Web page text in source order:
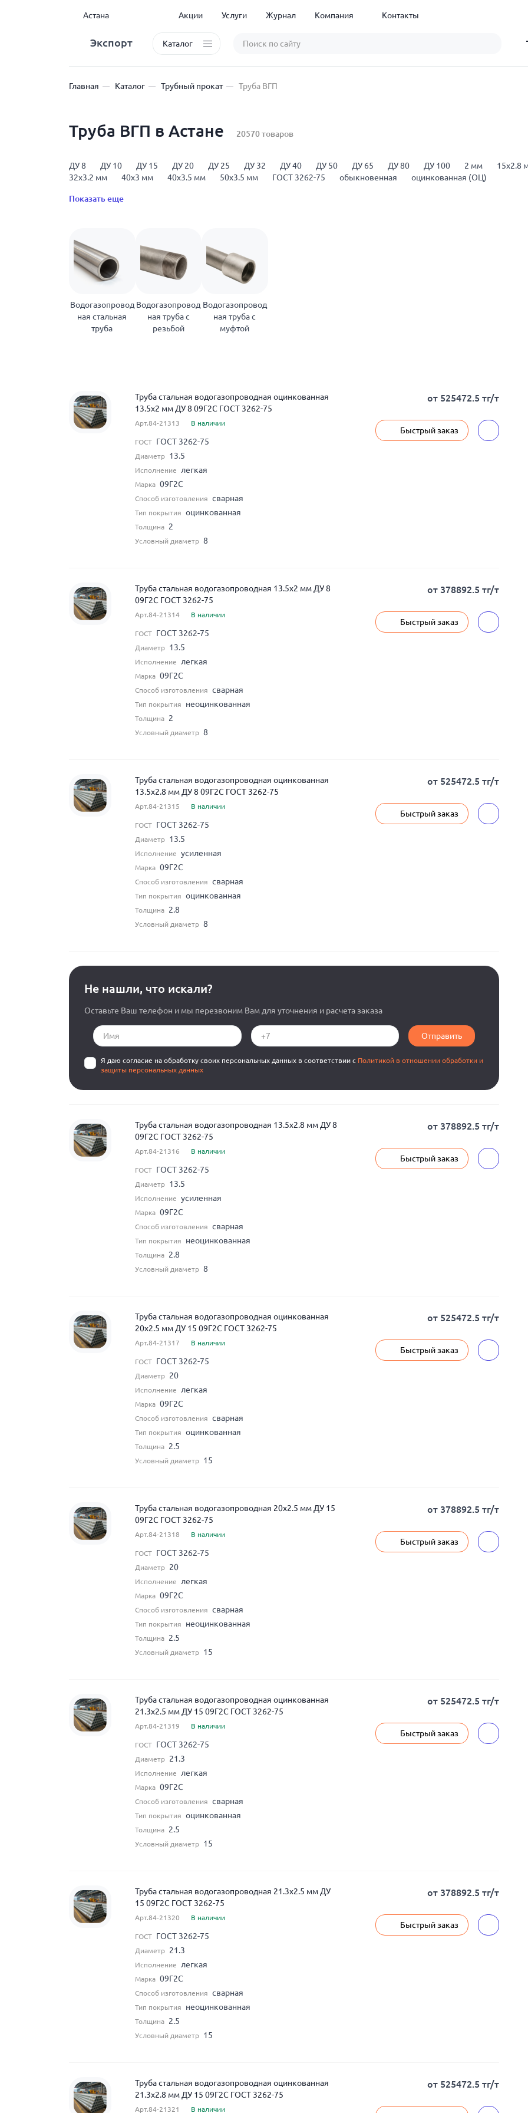
Астана Акции Услуги Журнал Компания Контакты
Экспорт Каталог
Главная Каталог Трубный прокат Труба ВГП
Труба ВГП в Астане 20570 товаров
ДУ 8 ДУ 10 ДУ 15 ДУ 20 ДУ 25 ДУ 32 ДУ 40 ДУ 50 ДУ 65 ДУ 80 ДУ 100 2 мм 15x2.8
32x3.2 мм
40x3 мм 40x3.5 мм 50x3.5 мм ГОСТ 3262-75 обыкновенная оцинкованная (ОЦ)
Показать еще
Водогазопровод
ная стальная
труба
Водогазопровод
ная труба с
резьбой
Водогазопровод
ная труба с
муфтой
Труба стальная водогазопроводная оцинкованная
13.5x2 мм ДУ 8 09Г2С ГОСТ 3262-75
Арт.84-21313 В наличии
ГОСТ ГОСТ 3262-75
Диаметр 13.5
Исполнение легкая
Марка 09Г2С
Способ изготовления сварная
Тип покрытия оцинкованная
Толщина 2
Условный диаметр 8
от 525472.5 тг/т
Быстрый заказ
Труба стальная водогазопроводная 13.5x2 мм ДУ 8
09Г2С ГОСТ 3262-75
Арт.84-21314 В наличии
ГОСТ ГОСТ 3262-75
Диаметр 13.5
Исполнение легкая
Марка 09Г2С
Способ изготовления сварная
Тип покрытия неоцинкованная
Толщина 2
Условный диаметр 8
от 378892.5 тг/т
Быстрый заказ
Труба стальная водогазопроводная оцинкованная
13.5x2.8 мм ДУ 8 09Г2С ГОСТ 3262-75
Арт.84-21315 В наличии
ГОСТ ГОСТ 3262-75
Диаметр 13.5
Исполнение усиленная
Марка 09Г2С
Способ изготовления сварная
Тип покрытия оцинкованная
Толщина 2.8
Условный диаметр 8
от 525472.5 тг/т
Быстрый заказ
Не нашли, что искали?
Оставьте Ваш телефон и мы перезвоним Вам для уточнения и расчета заказа
Отправить
Я даю согласие на обработку своих персональных данных в соответствии с Политикой в отношении обработки и
защиты персональных данных
Труба стальная водогазопроводная 13.5x2.8 мм ДУ 8
09Г2С ГОСТ 3262-75
Арт.84-21316 В наличии
ГОСТ ГОСТ 3262-75
Диаметр 13.5
Исполнение усиленная
Марка 09Г2С
Способ изготовления сварная
Тип покрытия неоцинкованная
Толщина 2.8
Условный диаметр 8
от 378892.5 тг/т
Быстрый заказ
Труба стальная водогазопроводная оцинкованная
20x2.5 мм ДУ 15 09Г2С ГОСТ 3262-75
Арт.84-21317 В наличии
ГОСТ ГОСТ 3262-75
Диаметр 20
Исполнение легкая
Марка 09Г2С
Способ изготовления сварная
Тип покрытия оцинкованная
Толщина 2.5
Условный диаметр 15
от 525472.5 тг/т
Быстрый заказ
Труба стальная водогазопроводная 20x2.5 мм ДУ 15
09Г2С ГОСТ 3262-75
Арт.84-21318 В наличии
ГОСТ ГОСТ 3262-75
Диаметр 20
Исполнение легкая
Марка 09Г2С
Способ изготовления сварная
Тип покрытия неоцинкованная
Толщина 2.5
Условный диаметр 15
от 378892.5 тг/т
Быстрый заказ
Труба стальная водогазопроводная оцинкованная
21.3x2.5 мм ДУ 15 09Г2С ГОСТ 3262-75
Арт.84-21319 В наличии
ГОСТ ГОСТ 3262-75
Диаметр 21.3
Исполнение легкая
Марка 09Г2С
Способ изготовления сварная
Тип покрытия оцинкованная
Толщина 2.5
Условный диаметр 15
от 525472.5 тг/т
Быстрый заказ
Труба стальная водогазопроводная 21.3x2.5 мм ДУ
15 09Г2С ГОСТ 3262-75
Арт.84-21320 В наличии
ГОСТ ГОСТ 3262-75
Диаметр 21.3
Исполнение легкая
Марка 09Г2С
Способ изготовления сварная
Тип покрытия неоцинкованная
Толщина 2.5
Условный диаметр 15
от 378892.5 тг/т
Быстрый заказ
Труба стальная водогазопроводная оцинкованная
21.3x2.8 мм ДУ 15 09Г2С ГОСТ 3262-75
Арт.84-21321 В наличии
от 525472.5 тг/т